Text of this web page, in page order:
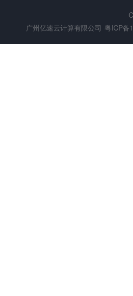
广州亿速云计算有限公司 粤ICP备